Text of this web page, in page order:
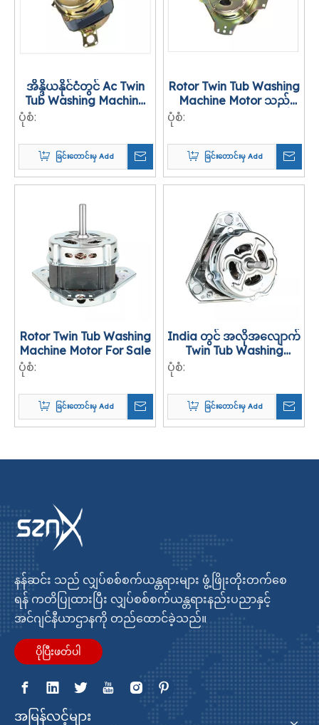
အိန္ဒိယနိုင်ငံတွင် Ac Twin
Tub Washing Machine
ပုံစံ:
ခြင်းတောင်းမှ Add
Rotor Twin Tub Washing
Machine Motor သည်
Canadian ဘာသာစကား
ပုံစံ:
ခြင်းတောင်းမှ Add
Rotor Twin Tub Washing
Machine Motor For Sale
ပုံစံ:
ခြင်းတောင်းမှ Add
India တွင် အလိုအလျောက်
Twin Tub Washing
ပုံစံ:
ခြင်းတောင်းမှ Add
နန်ဆင်း သည် လျှပ်စစ်စက်ယန္တရားများ ဖွံ့ဖြိုးတိုးတက်စေ
ရန် ကတိပြုထားပြီး လျှပ်စစ်စက်ယန္တရားနည်းပညာနှင့်
အင်ဂျင်နီယာဌာနကို တည်ထောင်ခဲ့သည်။
ပိုပြီးဖတ်ပါ
အမြန်လင့်များ